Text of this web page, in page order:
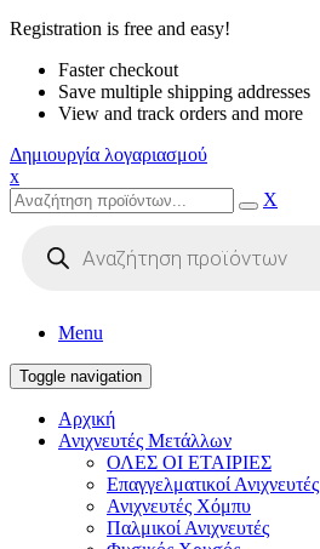
Registration is free and easy!
Faster checkout
Save multiple shipping addresses
View and track orders and more
Δημιουργία λογαριασμού
x
X
search
Menu
Toggle navigation
Αρχική
Ανιχνευτές Μετάλλων
ΟΛΕΣ ΟΙ ΕΤΑΙΡΙΕΣ
Επαγγελματικοί Ανιχνευτές
Ανιχνευτές Χόμπυ
Παλμικοί Ανιχνευτές